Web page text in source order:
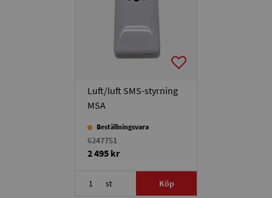
Luft/luft SMS-styrning
MSA
Beställningsvara
6247751
2 495 kr
st Köp